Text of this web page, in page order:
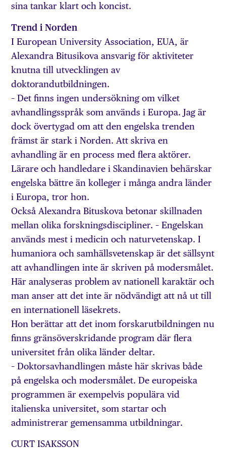
sina tankar klart och koncist.
Trend i Norden
I European University Association, EUA, är
Alexandra Bitusikova ansvarig för aktiviteter
knutna till utvecklingen av
doktorandutbildningen.
– Det finns ingen undersökning om vilket
avhandlingsspråk som används i Europa. Jag är
dock övertygad om att den engelska trenden
främst är stark i Norden. Att skriva en
avhandling är en process med flera aktörer.
Lärare och handledare i Skandinavien behärskar
engelska bättre än kolleger i många andra länder
i Europa, tror hon.
Också Alexandra Bituskova betonar skillnaden
mellan olika forskningsdiscipliner. – Engelskan
används mest i medicin och naturvetenskap. I
humaniora och samhällsvetenskap är det sällsynt
att avhandlingen inte är skriven på modersmålet.
Här analyseras problem av nationell karaktär och
man anser att det inte är nödvändigt att nå ut till
en internationell läsekrets.
Hon berättar att det inom forskarutbildningen nu
finns gränsöverskridande program där flera
universitet från olika länder deltar.
– Doktorsavhandlingen måste här skrivas både
på engelska och modersmålet. De europeiska
programmen är exempelvis populära vid
italienska universitet, som startar och
administrerar gemensamma utbildningar.
CURT ISAKSSON